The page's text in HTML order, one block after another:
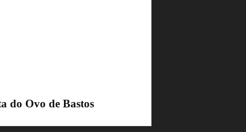
do Ovo de Bastos